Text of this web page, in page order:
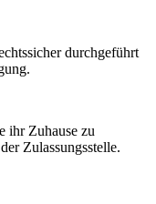
durchgeführt
ihr Zuhause zu
Zulassungsstelle.